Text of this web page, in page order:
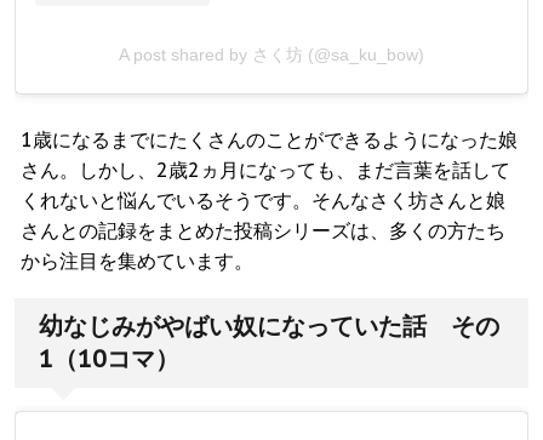
A post shared by さく坊 (@sa_ku_bow)
1歳になるまでにたくさんのことができるようになった娘
さん。しかし、2歳2ヵ月になっても、まだ言葉を話して
くれないと悩んでいるそうです。そんなさく坊さんと娘
さんとの記録をまとめた投稿シリーズは、多くの方たち
から注目を集めています。
幼なじみがやばい奴になっていた話 その
1（10コマ）